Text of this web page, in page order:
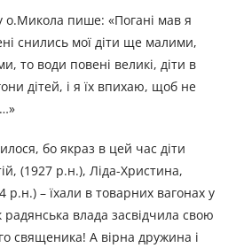
о.Микола пише: «Погані мав я
снились мої діти ще малими,
то води повені великі, діти в
дітей, і я їх впихаю, щоб не
бо якраз в цей час діти
(1927 р.н.), Ліда-Христина,
р.н.) – їхали в товарних вагонах у
влада засвідчила свою
священика! А вірна дружина і